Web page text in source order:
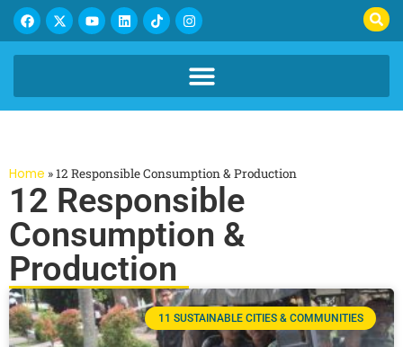
Home »12 Responsible Consumption & Production
12 Responsible
Consumption &
Production
11 SUSTAINABLE CITIES & COMMUNITIES